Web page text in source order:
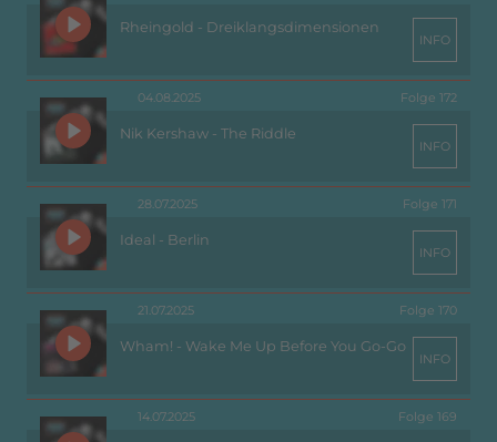
Rheingold - Dreiklangsdimensionen
INFO
04.08.2025 Folge 172
Nik Kershaw - The Riddle
INFO
28.07.2025 Folge 171
Ideal - Berlin
INFO
21.07.2025 Folge 170
Wham! - Wake Me Up Before You Go-Go
INFO
14.07.2025 Folge 169